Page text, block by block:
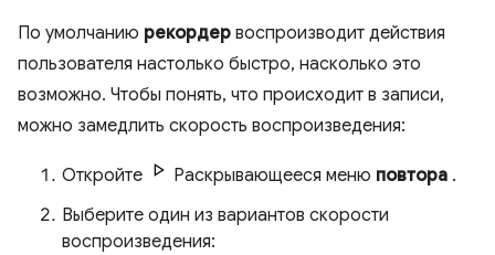
По умолчанию рекордер воспроизводит действия
пользователя настолько быстро, насколько это
возможно. Чтобы понять, что происходит в записи,
можно замедлить скорость воспроизведения:
Откройте Раскрывающееся меню повтора .
Выберите один из вариантов скорости
воспроизведения: